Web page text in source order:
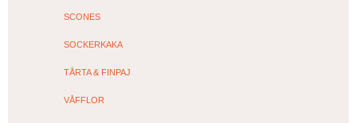
SCONES
SOCKERKAKA
TÅRTA & FINPAJ
VÅFFLOR